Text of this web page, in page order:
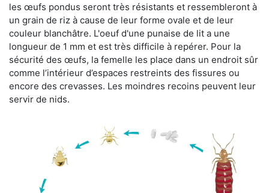
les œufs pondus seront très résistants et ressembleront à
un grain de riz à cause de leur forme ovale et de leur
couleur blanchâtre. L'oeuf d'une punaise de lit a une
longueur de 1 mm et est très difficile à repérer. Pour la
sécurité des œufs, la femelle les place dans un endroit sûr
comme l’intérieur d’espaces restreints des fissures ou
encore des crevasses. Les moindres recoins peuvent leur
servir de nids.